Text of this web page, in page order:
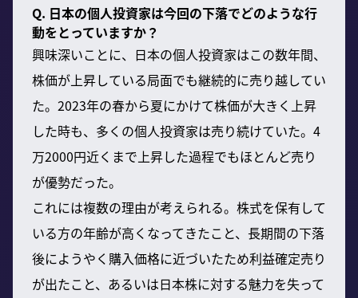
Q. 日本の個人投資家は今回の下落でどのような行
動をとっていますか？
興味深いことに、日本の個人投資家はこの数年間、
株価が上昇している局面でも継続的に売り越してい
た。2023年の春から夏にかけて株価が大きく上昇
した時も、多くの個人投資家は売り続けていた。4
万2000円近くまで上昇した過程でもほとんど売り
が優勢だった。
これには複数の理由が考えられる。株式を保有して
いる方の年齢が高くなってきたこと、長期間の下落
後にようやく購入価格に近づいたため利益確定売り
が出たこと、あるいは日本株に対する魅力を失って